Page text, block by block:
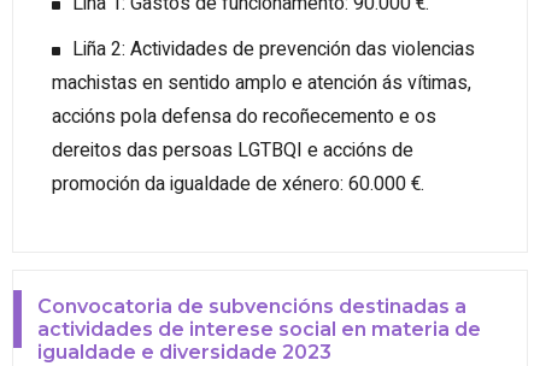
Liña 2: Actividades de prevención das violencias
machistas en sentido amplo e atención ás vítimas,
accións pola defensa do recoñecemento e os
dereitos das persoas LGTBQI e accións de
promoción da igualdade de xénero: 60.000 €.
Convocatoria de subvencións destinadas a
actividades de interese social en materia de
igualdade e diversidade 2023